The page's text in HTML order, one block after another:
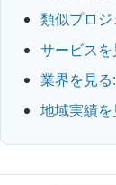
類似プロ
サービス
業界を見る
地域実績